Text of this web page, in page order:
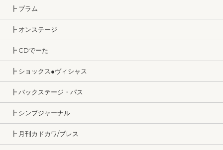
┣ プラム
┣ オンステージ
┣ CDでーた
┣ ショックス●ヴィシャス
┣ バックステージ・パス
┣ シンプジャーナル
┣ 月刊カドカワ/ブレス